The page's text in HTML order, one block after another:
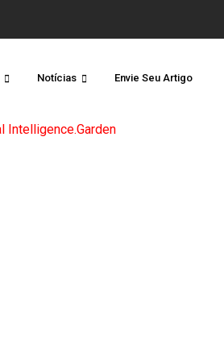
Notícias Envie Seu Artigo